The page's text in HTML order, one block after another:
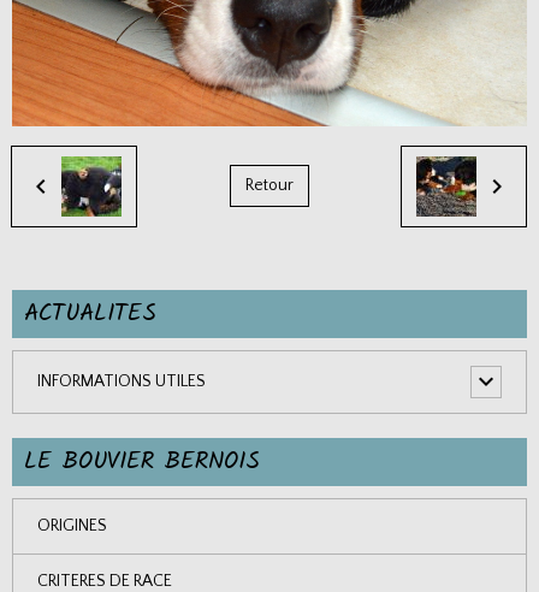
Retour
ACTUALITES
INFORMATIONS UTILES
LE BOUVIER BERNOIS
ORIGINES
CRITERES DE RACE